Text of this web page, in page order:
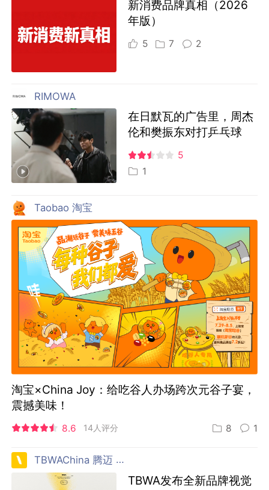
新消费品牌真相（2026
年版）
5 7 2
RIMOWA
在日默瓦的广告里，周杰
伦和樊振东对打乒乓球
5
1
Taobao 淘宝
淘宝×China Joy：给吃谷人办场跨次元谷子宴，
震撼美味！
8.6 14人评分 8 1
TBWAChina 腾迈 中国
TBWA发布全新品牌视觉